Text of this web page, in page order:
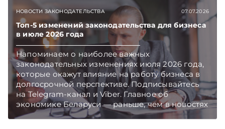
воспользоваться механизмом экспортного
кредитования для реализации своих товаров
партнерам из Мьянмы. Об этих и других
новостях – в обзоре правовых актов,
опубликованных в первую неделю июля.
Подписывайтесь на Telegram‑канал и Viber.
Главное об экономике Беларуси — раньше,
чем в новостях TelegramViber
НОВОСТИ ЗАКОНОДАТЕЛЬСТВА 07.07.2026
Топ-5 изменений законодательства для бизнеса
в июле 2026 года
Напоминаем о наиболее важных
законодательных изменениях июля 2026 года,
которые окажут влияние на работу бизнеса в
долгосрочной перспективе. Подписывайтесь
на Telegram‑канал и Viber. Главное об
экономике Беларуси — раньше, чем в новостях
TelegramViber